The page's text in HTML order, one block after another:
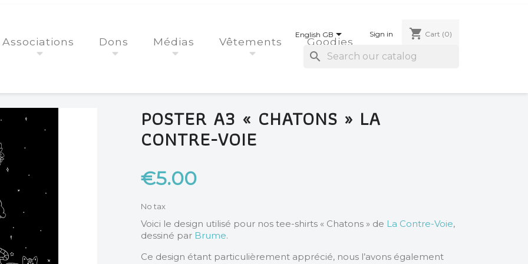
English GB Sign in shopping_cart Cart (0)
Associations Dons Médias Vêtements Goodies
search
POSTER A3 « CHATONS » LA
CONTRE-VOIE
€5.00
No tax
Voici le design utilisé pour nos tee-shirts « Chatons » de La Contre-Voie,
dessiné par Brume.
Ce design étant particulièrement apprécié, nous l’avons également